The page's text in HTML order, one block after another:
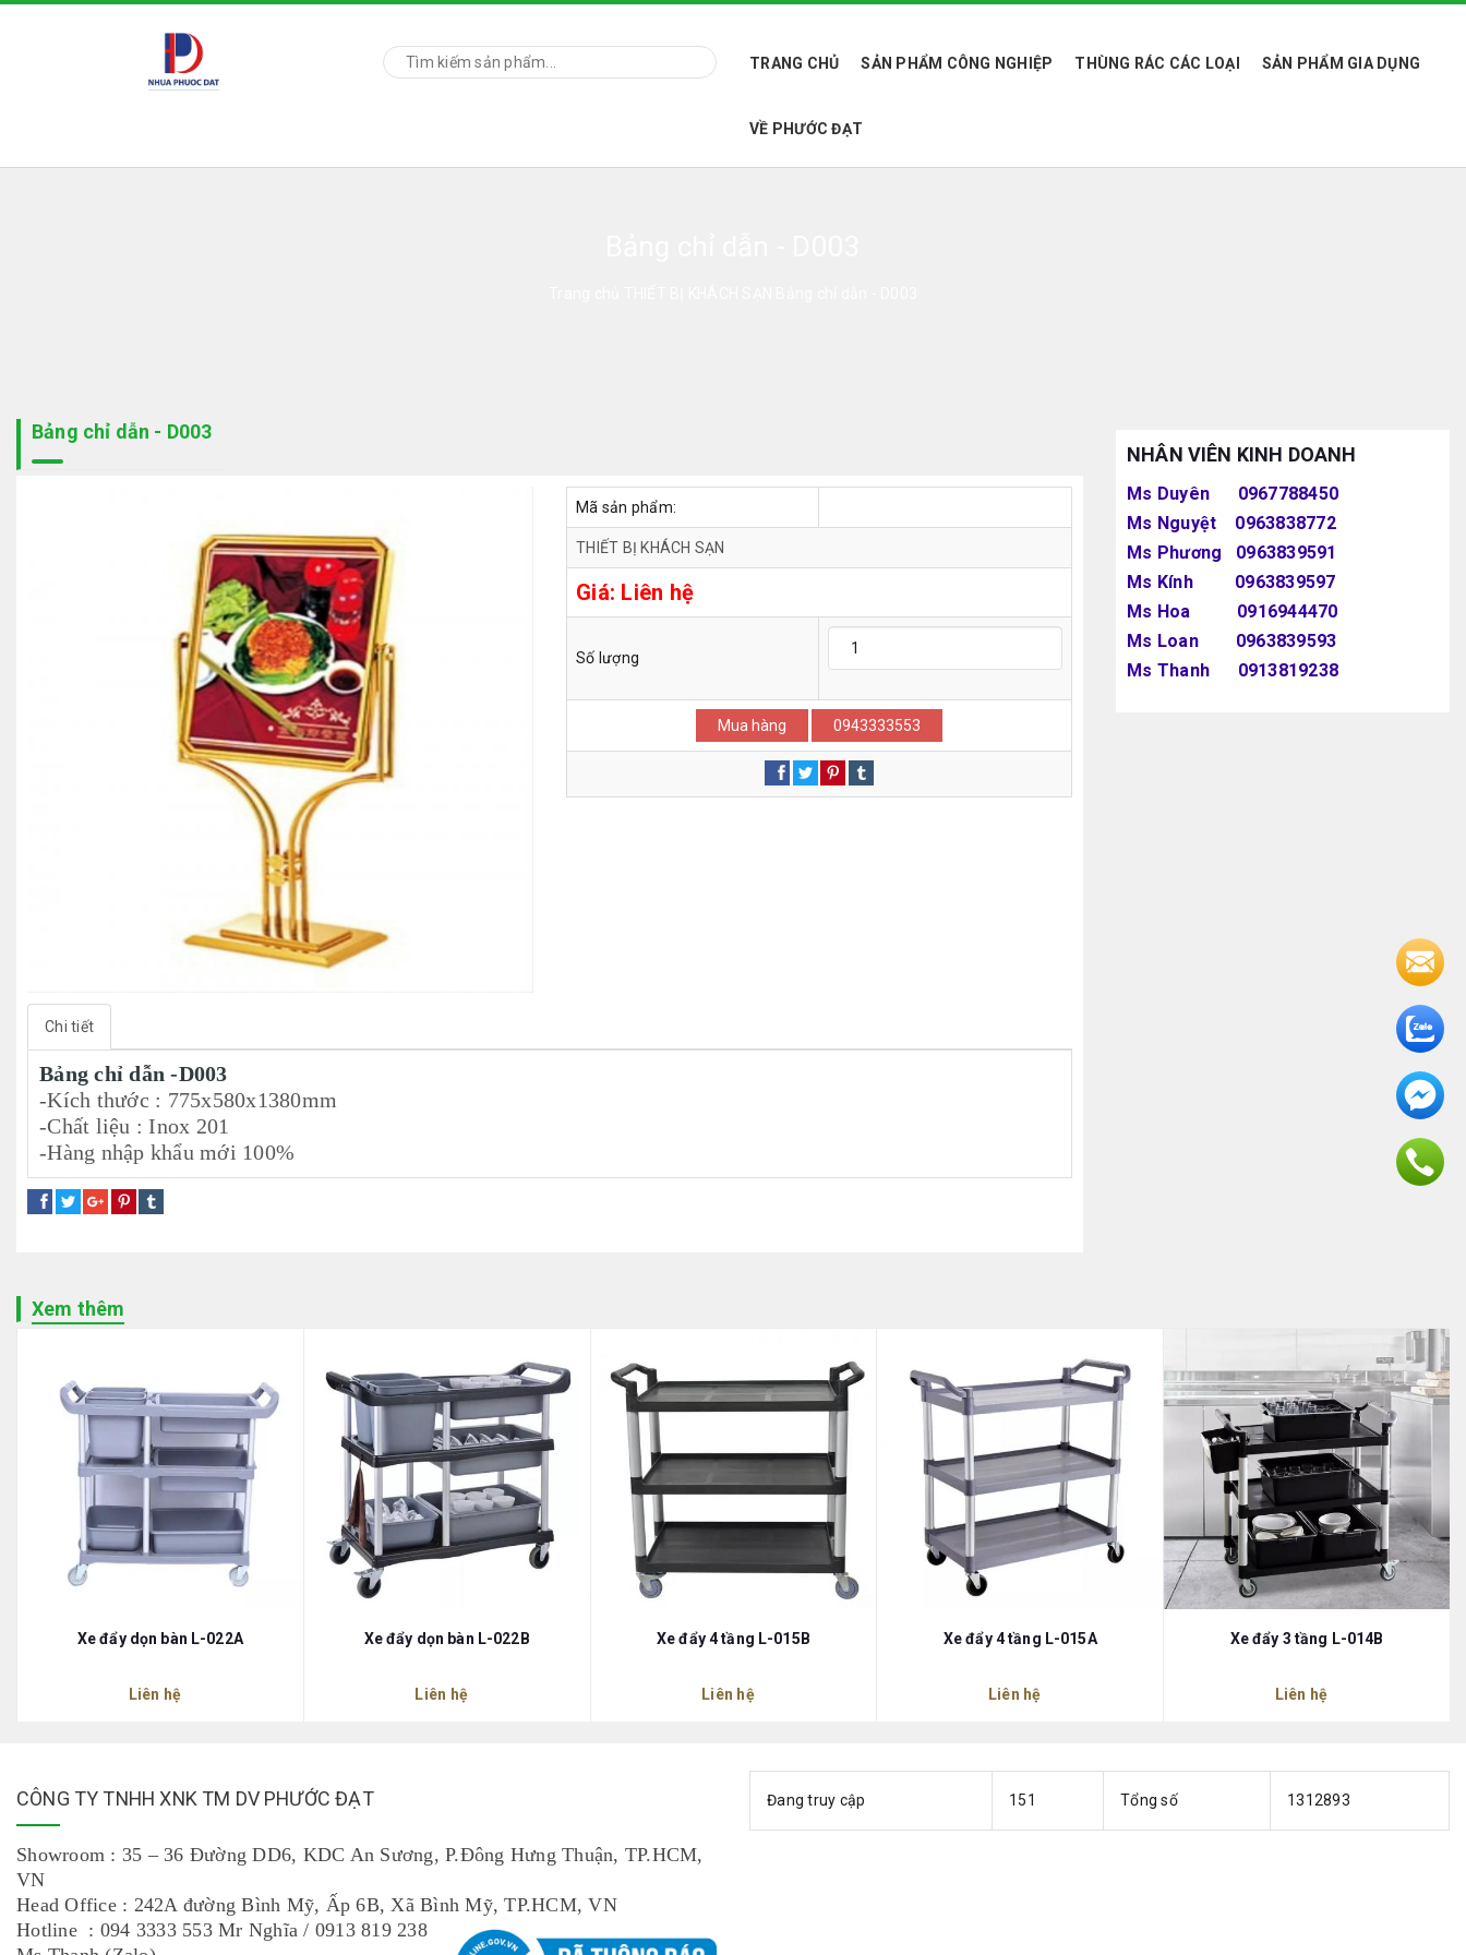
TRANG CHỦ SẢN PHẨM CÔNG NGHIỆP THÙNG RÁC CÁC LOẠI SẢN PHẨM GIA DỤNG
VỀ PHƯỚC ĐẠT
Bảng chỉ dẫn - D003
Mã sản phẩm:
THIẾT BỊ KHÁCH SẠN
Giá: Liên hệ
Số lượng
Mua hàng 0943333553
Chi tiết
Bảng chỉ dẫn -D003
-Kích thước : 775x580x1380mm
-Chất liệu : Inox 201
-Hàng nhập khẩu mới 100%
NHÂN VIÊN KINH DOANH
Ms Duyên 0967788450
Ms Nguyệt 0963838772
Ms Phương 0963839591
Ms Kính 0963839597
Ms Hoa 0916944470
Ms Loan 0963839593
Ms Thanh 0913819238
Xem thêm
Xe đẩy dọn bàn L-022A
Liên hệ
Xe đẩy dọn bàn L-022B
Liên hệ
Xe đẩy 4 tầng L-015B
Liên hệ
Xe đẩy 4 tầng L-015A
Liên hệ
Xe đẩy 3 tầng L-014B
Liên hệ
CÔNG TY TNHH XNK TM DV PHƯỚC ĐẠT
Showroom : 35 – 36 Đường DD6, KDC An Sương, P.Đông Hưng Thuận, TP.HCM,
VN
Head Office : 242A đường Bình Mỹ, Ấp 6B, Xã Bình Mỹ, TP.HCM, VN
Hotline : 094 3333 553 Mr Nghĩa / 0913 819 238
Đang truy cập 151 Tổng số 1312893